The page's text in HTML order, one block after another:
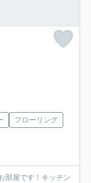
フローリング
部屋です！キッチン